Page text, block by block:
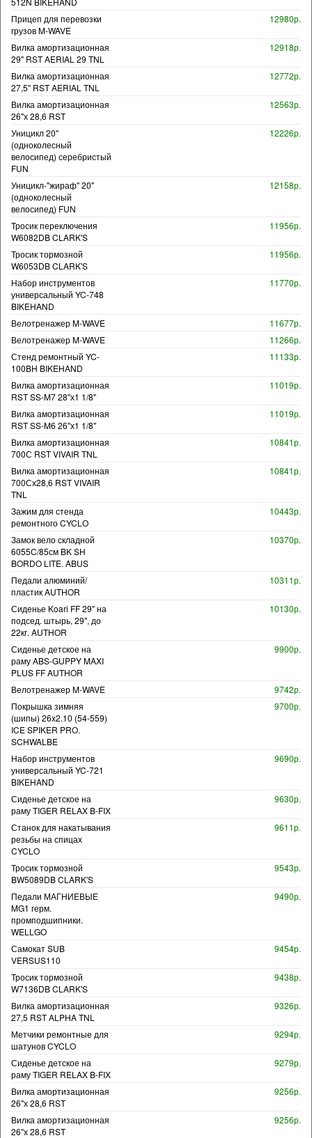
Прицеп для перевозки
грузов M-WAVE
12980р.
Вилка амортизационная
29" RST AERIAL 29 TNL
12918р.
Вилка амортизационная
27,5" RST AERIAL TNL
12772р.
Вилка амортизационная
26"х 28,6 RST
12563р.
Уницикл 20"
(одноколесный
велосипед) серебристый
FUN
12226р.
Уницикл-"жираф" 20"
(одноколесный
велосипед) FUN
12158р.
Тросик переключения
W6082DB CLARK'S
11956р.
Тросик тормозной
W6053DB CLARK'S
11956р.
Набор инструментов
универсальный YC-748
BIKEHAND
11770р.
Велотренажер M-WAVE
11677р.
Велотренажер M-WAVE
11266р.
Стенд ремонтный YC-
100BH BIKEHAND
11133р.
Вилка амортизационная
RST SS-M7 28"х1 1/8"
11019р.
Вилка амортизационная
RST SS-M6 26"х1 1/8"
11019р.
Вилка амортизационная
700С RST VIVAIR TNL
10841р.
Вилка амортизационная
700Сх28,6 RST VIVAIR
TNL
10841р.
Зажим для стенда
ремонтного CYCLO
10443р.
Замок вело складной
6055C/85см BK SH
BORDO LITE. ABUS
10370р.
Педали алюминий/
пластик AUTHOR
10311р.
Сиденье Koari FF 29" на
подсед. штырь, 29", до
22кг. AUTHOR
10130р.
Сиденье детское на
раму ABS-GUPPY MAXI
PLUS FF AUTHOR
9900р.
Велотренажер M-WAVE
9742р.
Покрышка зимняя
(шипы) 26x2.10 (54-559)
ICE SPIKER PRO.
SCHWALBE
9700р.
Набор инструментов
универсальный YC-721
BIKEHAND
9690р.
Сиденье детское на
раму TIGER RELAX B-FIX
9630р.
Станок для накатывания
резьбы на спицах
CYCLO
9611р.
Тросик тормозной
BW5089DB CLARK'S
9543р.
Педали МАГНИЕВЫЕ
MG1 герм.
промподшипники.
WELLGO
9490р.
Самокат SUB
VERSUS110
9454р.
Тросик тормозной
W7136DB CLARK'S
9438р.
Вилка амортизационная
27,5 RST ALPHA TNL
9326р.
Метчики ремонтные для
шатунов CYCLO
9294р.
Сиденье детское на
раму TIGER RELAX B-FIX
9279р.
Вилка амортизационная
26"х 28,6 RST
9256р.
Вилка амортизационная
26"х 28,6 RST
9256р.